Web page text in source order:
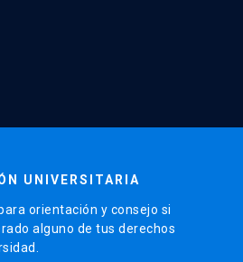
UNIVERSITARIA
orientación y consejo si
alguno de tus derechos